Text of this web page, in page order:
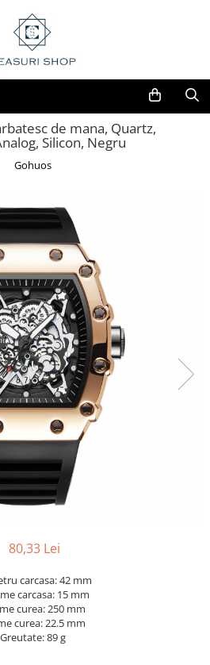
de mana, Quartz,
Silicon, Negru
Gohuos
80,33 Lei
carcasa: 42 mm
carcasa: 15 mm
curea: 250 mm
curea: 22.5 mm
Greutate: 89 g